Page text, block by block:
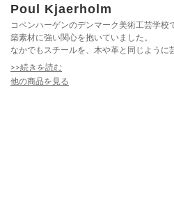
Poul Kjaerholm
コペンハーゲンのデンマーク美術工芸学
築素材に強い関心を抱いていました。
なかでもスチールを、木や革と同じよう
>>続きを読む
他の商品を見る